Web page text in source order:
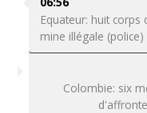
Equateur: huit
mine illégale (police)
Colombie: six